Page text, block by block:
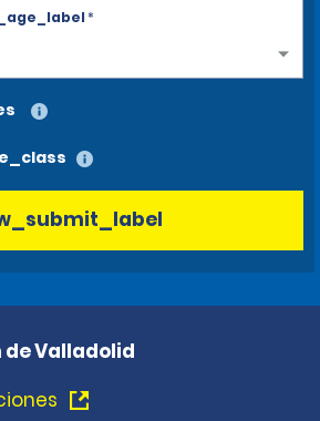
*
de Valladolid